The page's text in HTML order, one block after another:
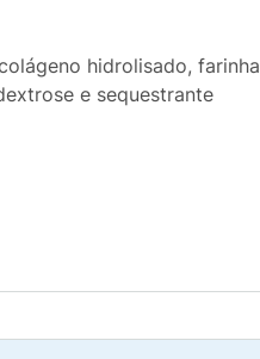
hidrolisado, farinha
e sequestrante